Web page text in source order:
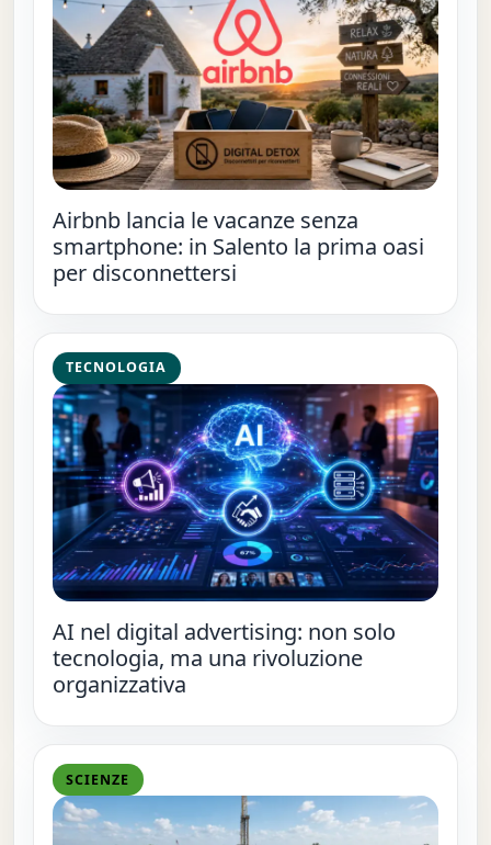
Airbnb lancia le vacanze senza
smartphone: in Salento la prima oasi
per disconnettersi
TECNOLOGIA
AI nel digital advertising: non solo
tecnologia, ma una rivoluzione
organizzativa
SCIENZE